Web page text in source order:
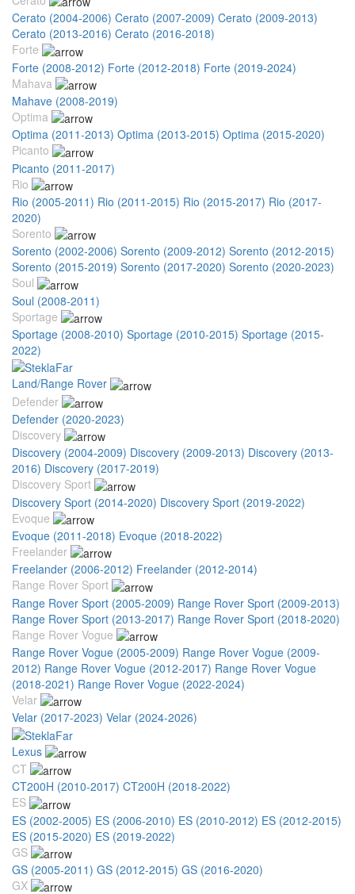
Cerato (2004-2006) Cerato (2007-2009) Cerato (2009-2013)
Cerato (2013-2016) Cerato (2016-2018)
Forte
Forte (2008-2012) Forte (2012-2018) Forte (2019-2024)
Mahava
Mahave (2008-2019)
Optima
Optima (2011-2013) Optima (2013-2015) Optima (2015-2020)
Picanto
Picanto (2011-2017)
Rio
Rio (2005-2011) Rio (2011-2015) Rio (2015-2017) Rio (2017-
2020)
Sorento
Sorento (2002-2006) Sorento (2009-2012) Sorento (2012-2015)
Sorento (2015-2019) Sorento (2017-2020) Sorento (2020-2023)
Soul
Soul (2008-2011)
Sportage
Sportage (2008-2010) Sportage (2010-2015) Sportage (2015-
2022)
Land/Range Rover
Defender
Defender (2020-2023)
Discovery
Discovery (2004-2009) Discovery (2009-2013) Discovery (2013-
2016) Discovery (2017-2019)
Discovery Sport
Discovery Sport (2014-2020) Discovery Sport (2019-2022)
Evoque
Evoque (2011-2018) Evoque (2018-2022)
Freelander
Freelander (2006-2012) Freelander (2012-2014)
Range Rover Sport
Range Rover Sport (2005-2009) Range Rover Sport (2009-2013)
Range Rover Sport (2013-2017) Range Rover Sport (2018-2020)
Range Rover Vogue
Range Rover Vogue (2005-2009) Range Rover Vogue (2009-
2012) Range Rover Vogue (2012-2017) Range Rover Vogue
(2018-2021) Range Rover Vogue (2022-2024)
Velar
Velar (2017-2023) Velar (2024-2026)
Lexus
CT
CT200H (2010-2017) CT200H (2018-2022)
ES
ES (2002-2005) ES (2006-2010) ES (2010-2012) ES (2012-2015)
ES (2015-2020) ES (2019-2022)
GS
GS (2005-2011) GS (2012-2015) GS (2016-2020)
GX